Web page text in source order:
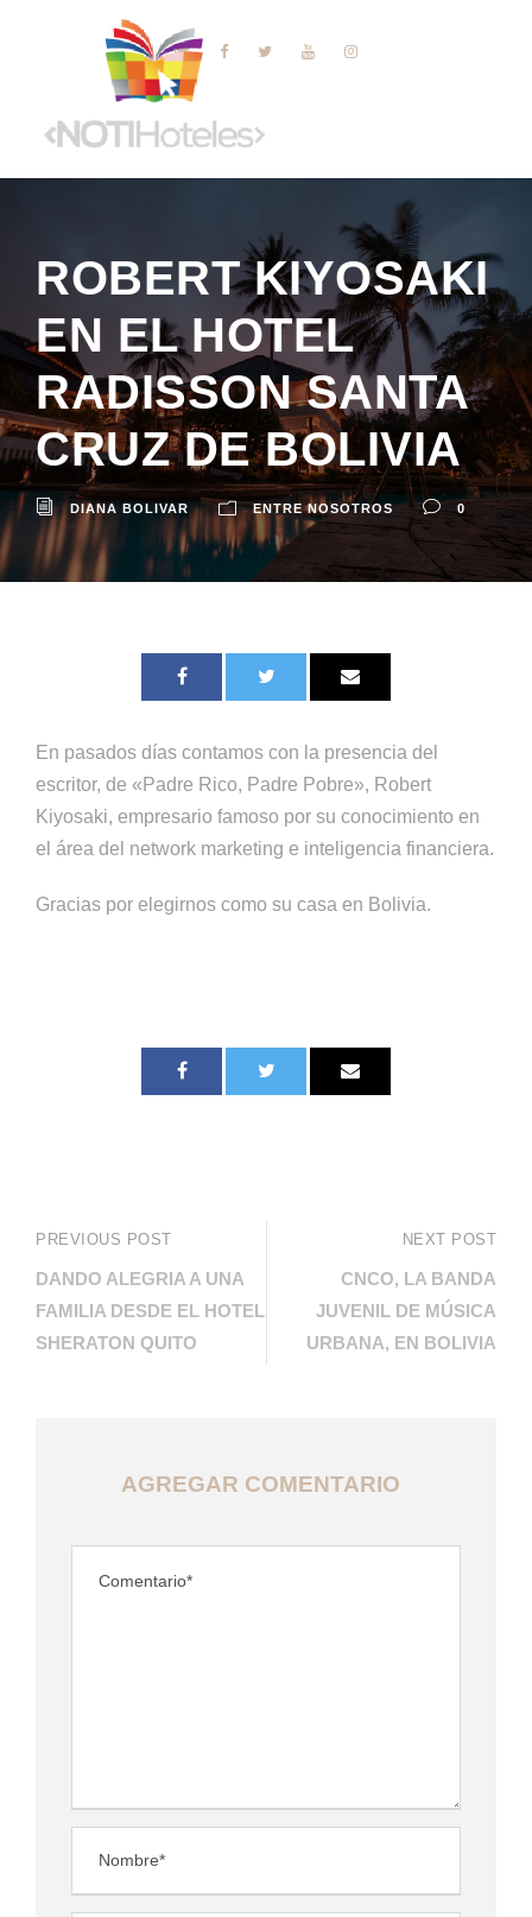
ROBERT KIYOSAKI
EN EL HOTEL
RADISSON SANTA
CRUZ DE BOLIVIA
DIANA BOLIVAR ENTRE NOSOTROS 0
En pasados días contamos con la presencia del
escritor, de «Padre Rico, Padre Pobre», Robert
Kiyosaki, empresario famoso por su conocimiento en
el área del network marketing e inteligencia financiera.
Gracias por elegirnos como su casa en Bolivia.
PREVIOUS POST
DANDO ALEGRIA A UNA
FAMILIA DESDE EL HOTEL
SHERATON QUITO
NEXT POST
CNCO, LA BANDA
JUVENIL DE MÚSICA
URBANA, EN BOLIVIA
AGREGAR COMENTARIO